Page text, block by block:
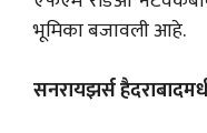
भूमिका बजावली आहे.
सनरायझर्स